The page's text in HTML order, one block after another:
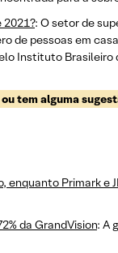
2021?: O setor de
de pessoas em
Instituto
tem alguma
enquanto Primark
da GrandVision: A